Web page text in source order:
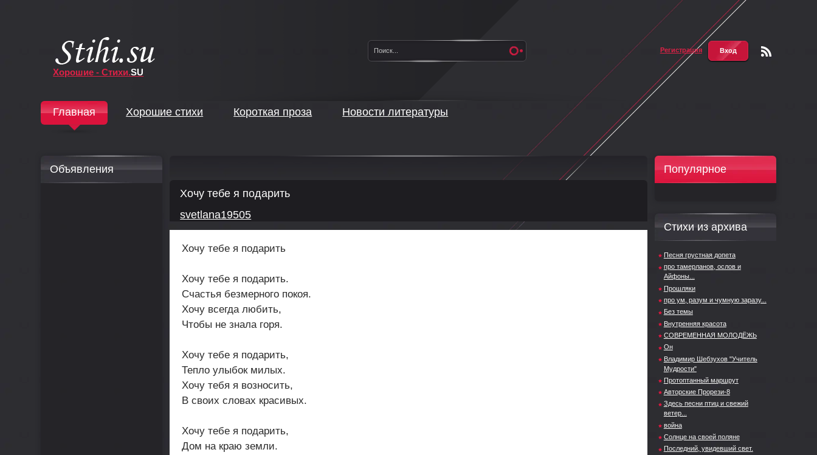
Хорошие - Стихи.SU
Регистрация Вход
Главная Хорошие стихи Короткая проза Новости литературы
Хочу тебе я подарить
svetlana19505
Хочу тебе я подарить
Хочу тебе я подарить.
Счастья безмерного покоя.
Хочу всегда любить,
Чтобы не знала горя.
Хочу тебе я подарить,
Тепло улыбок милых.
Хочу тебя я возносить,
В своих словах красивых.
Хочу тебе я подарить,
Дом на краю земли.
Популярное
Стихи из архива
Песня грустная допета
про тамерланов, ослов и
Айфоны...
Прошляки
про ум, разум и чумную заразу...
Без темы
Внутренняя красота
СОВРЕМЕННАЯ МОЛОДЁЖЬ
Он
Владимир Шебзухов "Учитель
Мудрости"
Протоптанный маршрут
Авторские Прорези-8
Здесь песни птиц и свежий
ветер...
война
Солнце на своей поляне
Последний, увидевший свет.
Объявления